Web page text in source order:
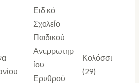
Ειδικό
Σχολείο
Παιδικού
Αναρρωτηρ
ίου
Ερυθρού
Κολόσσι
(29)